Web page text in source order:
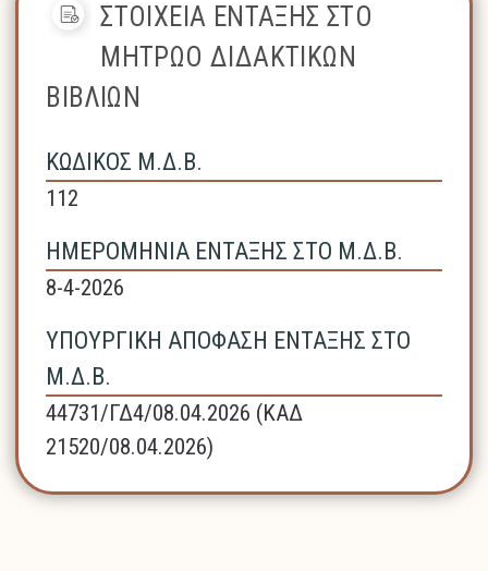
ΣΤΟΙΧΕΙΑ ΕΝΤΑΞΗΣ ΣΤΟ
ΜΗΤΡΩΟ ΔΙΔΑΚΤΙΚΩΝ
ΒΙΒΛΙΩΝ
ΚΩΔΙΚΟΣ Μ.Δ.Β.
112
ΗΜΕΡΟΜΗΝΙΑ ΕΝΤΑΞΗΣ ΣΤΟ Μ.Δ.Β.
8-4-2026
ΥΠΟΥΡΓΙΚΗ ΑΠΟΦΑΣΗ ΕΝΤΑΞΗΣ ΣΤΟ
Μ.Δ.Β.
44731/ΓΔ4/08.04.2026 (ΚΑΔ
21520/08.04.2026)